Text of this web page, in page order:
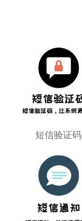
短信验证码